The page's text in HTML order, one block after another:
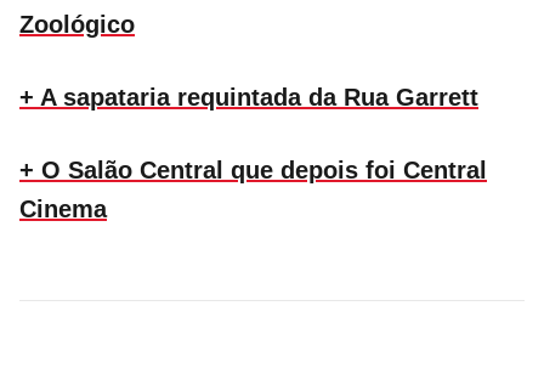
Zoológico
+ A sapataria requintada da Rua Garrett
+ O Salão Central que depois foi Central
Cinema